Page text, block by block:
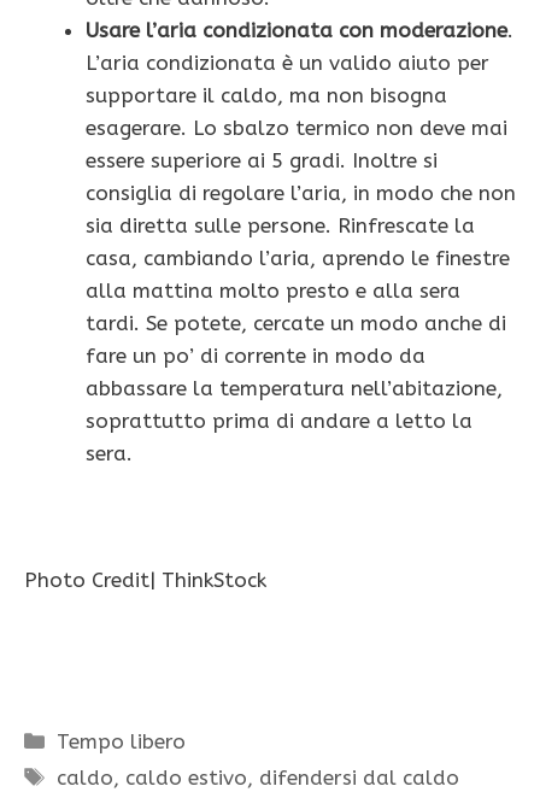
Usare l’aria condizionata con moderazione.
L’aria condizionata è un valido aiuto per
supportare il caldo, ma non bisogna
esagerare. Lo sbalzo termico non deve mai
essere superiore ai 5 gradi. Inoltre si
consiglia di regolare l’aria, in modo che non
sia diretta sulle persone. Rinfrescate la
casa, cambiando l’aria, aprendo le finestre
alla mattina molto presto e alla sera
tardi. Se potete, cercate un modo anche di
fare un po’ di corrente in modo da
abbassare la temperatura nell’abitazione,
soprattutto prima di andare a letto la
sera.
Photo Credit| ThinkStock
Categorie
Tempo libero
Tag
caldo, caldo estivo, difendersi dal caldo